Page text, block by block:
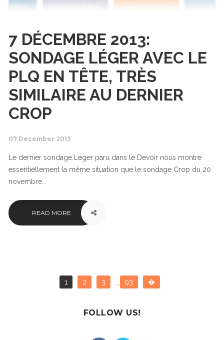
7 DÉCEMBRE 2013:
SONDAGE LÉGER AVEC LE
PLQ EN TÊTE, TRÈS
SIMILAIRE AU DERNIER
CROP
07 December 2013
Le dernier sondage Léger paru dans le Devoir nous montre
essentiellement la même situation que le sondage Crop du 20
novembre...
READ MORE
1 2 3 93 �
FOLLOW US!